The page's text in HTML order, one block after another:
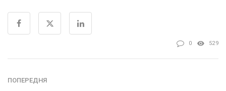
0 529
ПОПЕРЕДНЯ